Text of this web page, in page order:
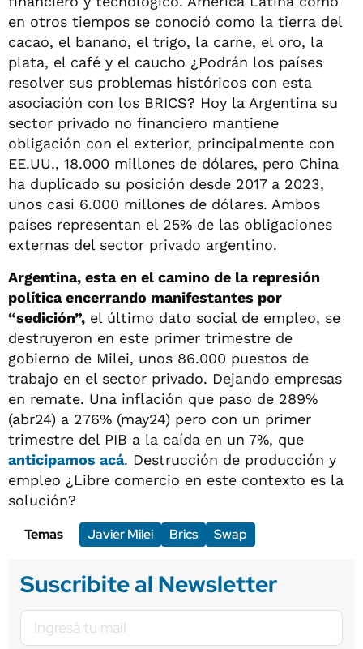
en otros tiempos se conoció como la tierra del
cacao, el banano, el trigo, la carne, el oro, la
plata, el café y el caucho ¿Podrán los países
resolver sus problemas históricos con esta
asociación con los BRICS? Hoy la Argentina su
sector privado no financiero mantiene
obligación con el exterior, principalmente con
EE.UU., 18.000 millones de dólares, pero China
ha duplicado su posición desde 2017 a 2023,
unos casi 6.000 millones de dólares. Ambos
países representan el 25% de las obligaciones
externas del sector privado argentino.
Argentina, esta en el camino de la represión
política encerrando manifestantes por
“sedición”, el último dato social de empleo, se
destruyeron en este primer trimestre de
gobierno de Milei, unos 86.000 puestos de
trabajo en el sector privado. Dejando empresas
en remate. Una inflación que paso de 289%
(abr24) a 276% (may24) pero con un primer
trimestre del PIB a la caída en un 7%, que
anticipamos acá. Destrucción de producción y
empleo ¿Libre comercio en este contexto es la
solución?
Temas
Javier Milei Brics Swap
Suscribite al Newsletter